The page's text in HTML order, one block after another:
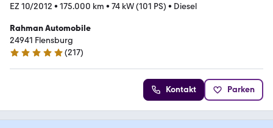
EZ 10/2012 • 175.000 km • 74 kW (101 PS) • Diesel
Rahman Automobile
24941 Flensburg
4.9 Sterne
(217)
Kontakt Parken